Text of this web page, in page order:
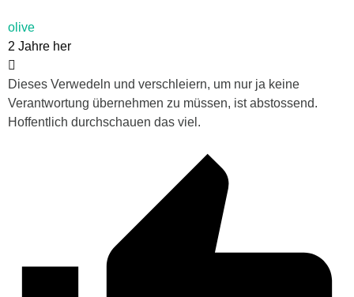
olive
2 Jahre her
Dieses Verwedeln und verschleiern, um nur ja keine
Verantwortung übernehmen zu müssen, ist abstossend.
Hoffentlich durchschauen das viel.